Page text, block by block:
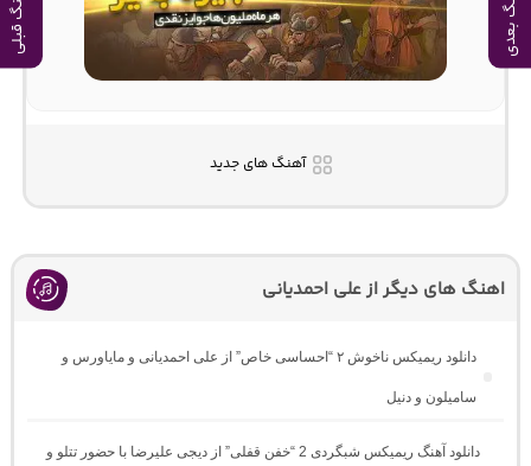
آهنگ بعدی آهنگ قبلی
آهنگ های جدید
اهنگ های دیگر از علی احمدیانی
دانلود ریمیکس ناخوش ۲ “احساسی خاص” از علی احمدیانی و مایاورس و
سامیلون و دنیل
دانلود آهنگ ریمیکس شبگردی 2 “خفن قفلی” از دیجی علیرضا با حضور تتلو و